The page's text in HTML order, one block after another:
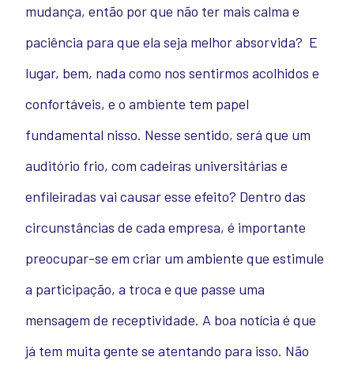
mudança, então por que não ter mais calma e
paciência para que ela seja melhor absorvida? E
lugar, bem, nada como nos sentirmos acolhidos e
confortáveis, e o ambiente tem papel
fundamental nisso. Nesse sentido, será que um
auditório frio, com cadeiras universitárias e
enfileiradas vai causar esse efeito? Dentro das
circunstâncias de cada empresa, é importante
preocupar-se em criar um ambiente que estimule
a participação, a troca e que passe uma
mensagem de receptividade. A boa notícia é que
já tem muita gente se atentando para isso. Não